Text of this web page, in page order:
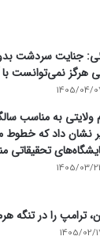
جنایت سردشت
هرگز نمی‌توانست
1405/04/
ولایتی به مناسب
نشان داد که خطوط
1405/03/
ترامپ را در تنگه
1405/02/